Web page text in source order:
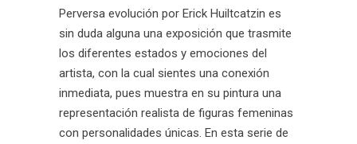
Perversa evolución por Erick Huiltcatzin es
sin duda alguna una exposición que trasmite
los diferentes estados y emociones del
artista, con la cual sientes una conexión
inmediata, pues muestra en su pintura una
representación realista de figuras femeninas
con personalidades únicas. En esta serie de